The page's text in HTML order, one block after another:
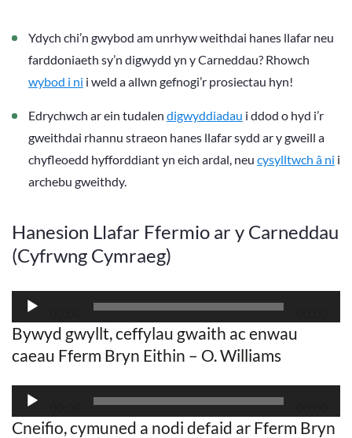
Ydych chi’n gwybod am unrhyw weithdai hanes llafar neu
farddoniaeth sy’n digwydd yn y Carneddau? Rhowch
wybod i ni i weld a allwn gefnogi’r prosiectau hyn!
Edrychwch ar ein tudalen digwyddiadau i ddod o hyd i’r
gweithdai rhannu straeon hanes llafar sydd ar y gweill a
chyfleoedd hyfforddiant yn eich ardal, neu cysylltwch â ni i
archebu gweithdy.
Hanesion Llafar Ffermio ar y Carneddau
(Cyfrwng Cymraeg)
Audio
Player
Bywyd gwyllt, ceffylau gwaith ac enwau
caeau Fferm Bryn Eithin – O. Williams
Audio
Player
Cneifio, cymuned a nodi defaid ar Fferm Bryn